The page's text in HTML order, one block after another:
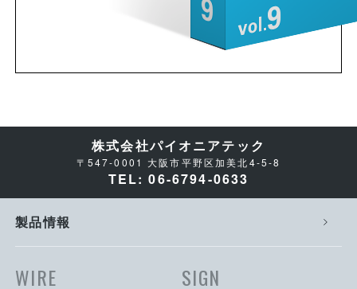
株式会社パイオニアテック
〒547-0001 大阪市平野区加美北4-5-8
TEL: 06-6794-0633
製品情報
WIRE SIGN